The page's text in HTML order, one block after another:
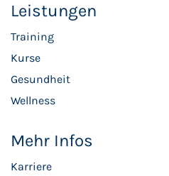
Leistungen
Training
Kurse
Gesundheit
Wellness
Mehr Infos
Karriere